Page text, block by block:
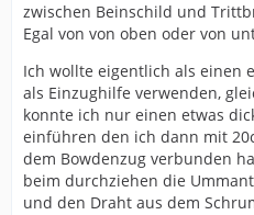
zwischen Beinschild und
Egal von von oben oder von
Ich wollte eigentlich als einen
als Einzughilfe verwenden,
konnte ich nur einen etwas
einführen den ich dann mit
dem Bowdenzug verbunden
beim durchziehen die
und den Draht aus dem